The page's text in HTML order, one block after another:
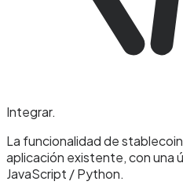
Integrar.
La funcionalidad de
aplicación existente, con una
JavaScript / Python.